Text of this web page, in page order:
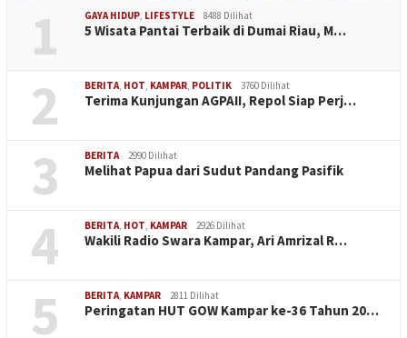
1 GAYA HIDUP, LIFESTYLE 8488 Dilihat
5 Wisata Pantai Terbaik di Dumai Riau, M…
2 BERITA, HOT, KAMPAR, POLITIK 3760 Dilihat
Terima Kunjungan AGPAII, Repol Siap Perj…
3 BERITA 2990 Dilihat
Melihat Papua dari Sudut Pandang Pasifik
4 BERITA, HOT, KAMPAR 2926 Dilihat
Wakili Radio Swara Kampar, Ari Amrizal R…
5 BERITA, KAMPAR 2811 Dilihat
Peringatan HUT GOW Kampar ke-36 Tahun 20…